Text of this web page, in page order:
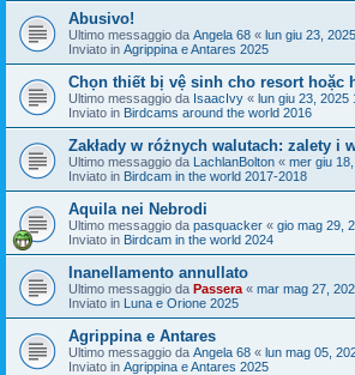
Abusivo!
Ultimo messaggio da Angela 68 « lun giu 23,
Inviato in Agrippina e Antares 2025
Chọn thiết bị vệ sinh cho resort hoặc
Ultimo messaggio da IsaacIvy « lun giu 23, 2025
Inviato in Birdcams around the world 2016
Zakłady w różnych walutach: zalety i
Ultimo messaggio da LachlanBolton « mer giu
Inviato in Birdcam in the world 2017-2018
Aquila nei Nebrodi
Ultimo messaggio da pasquacker « gio mag 29,
Inviato in Birdcam in the world 2024
Inanellamento annullato
Ultimo messaggio da Passera « mar mag 27,
Inviato in Luna e Orione 2025
Agrippina e Antares
Ultimo messaggio da Angela 68 « lun mag 05,
Inviato in Agrippina e Antares 2025